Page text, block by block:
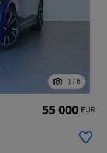
1 / 6
55 000 EUR